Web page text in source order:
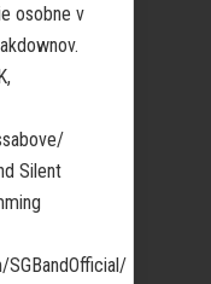
osobne v
Silent